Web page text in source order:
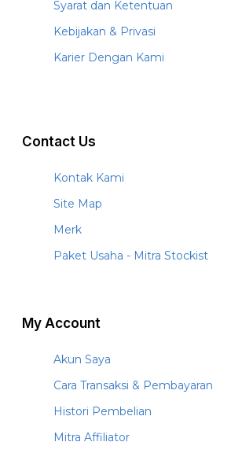
Syarat dan Ketentuan
Kebijakan & Privasi
Karier Dengan Kami
Contact Us
Kontak Kami
Site Map
Merk
Paket Usaha - Mitra Stockist
My Account
Akun Saya
Cara Transaksi & Pembayaran
Histori Pembelian
Mitra Affiliator